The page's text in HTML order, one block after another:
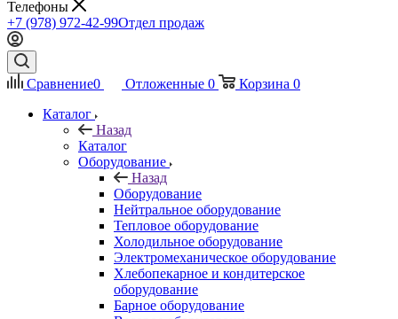
Телефоны
+7 (978) 972-42-99Отдел продаж
Сравнение0 Отложенные 0 Корзина 0
Каталог
Назад
Каталог
Оборудование
Назад
Оборудование
Нейтральное оборудование
Тепловое оборудование
Холодильное оборудование
Электромеханическое оборудование
Хлебопекарное и кондитерское
оборудование
Барное оборудование